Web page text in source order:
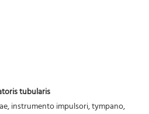
tubularis